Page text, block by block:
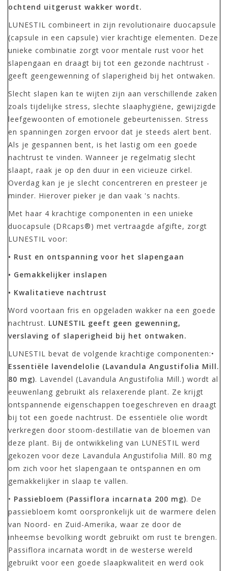
ochtend uitgerust wakker wordt.
LUNESTIL combineert in zijn revolutionaire duocapsule
(capsule in een capsule) vier krachtige elementen. Deze
unieke combinatie zorgt voor mentale rust voor het
slapengaan en draagt bij tot een gezonde nachtrust -
geeft geengewenning of slaperigheid bij het ontwaken.
Slecht slapen kan te wijten zijn aan verschillende zaken
zoals tijdelijke stress, slechte slaaphygiëne, gewijzigde
leefgewoonten of emotionele gebeurtenissen. Stress
en spanningen zorgen ervoor dat je steeds alert bent.
Als je gespannen bent, is het lastig om een goede
nachtrust te vinden. Wanneer je regelmatig slecht
slaapt, raak je op den duur in een vicieuze cirkel.
Overdag kan je je slecht concentreren en presteer je
minder. Hierover pieker je dan vaak 's nachts.
Met haar 4 krachtige componenten in een unieke
duocapsule (DRcaps®) met vertraagde afgifte, zorgt
LUNESTIL voor:
• Rust en ontspanning voor het slapengaan
• Gemakkelijker inslapen
• Kwalitatieve nachtrust
Word voortaan fris en opgeladen wakker na een goede
nachtrust. LUNESTIL geeft geen gewenning,
verslaving of slaperigheid bij het ontwaken.
LUNESTIL bevat de volgende krachtige componenten:•
Essentiële lavendelolie (Lavandula Angustifolia Mill.
80 mg). Lavendel (Lavandula Angustifolia Mill.) wordt al
eeuwenlang gebruikt als relaxerende plant. Ze krijgt
ontspannende eigenschappen toegeschreven en draagt
bij tot een goede nachtrust. De essentiële olie wordt
verkregen door stoom-destillatie van de bloemen van
deze plant. Bij de ontwikkeling van LUNESTIL werd
gekozen voor deze Lavandula Angustifolia Mill. 80 mg
om zich voor het slapengaan te ontspannen en om
gemakkelijker in slaap te vallen.
• Passiebloem (Passiflora incarnata 200 mg). De
passiebloem komt oorspronkelijk uit de warmere delen
van Noord- en Zuid-Amerika, waar ze door de
inheemse bevolking wordt gebruikt om rust te brengen.
Passiflora incarnata wordt in de westerse wereld
gebruikt voor een goede slaapkwaliteit en werd ook